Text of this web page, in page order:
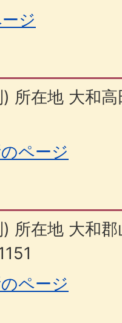
ジ
所在地 大和
ページ
所在地 大和
ページ